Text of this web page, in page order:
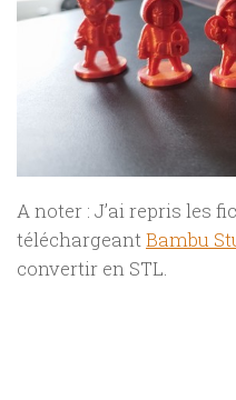
A noter : J’ai repris les
téléchargeantBambu
convertir en STL.